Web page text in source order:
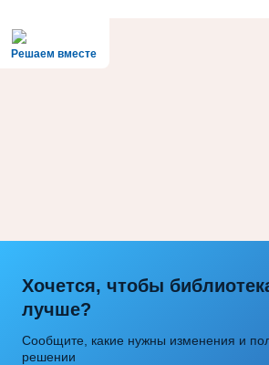
Решаем вместе
Хочется, чтобы
лучше?
Сообщите, какие нужны изменения и
решении